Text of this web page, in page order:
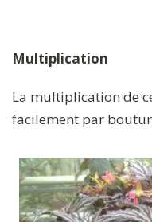
Multiplication
La multiplication de
facilement par